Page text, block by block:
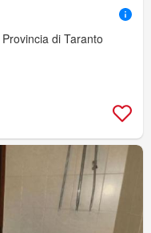
di Taranto